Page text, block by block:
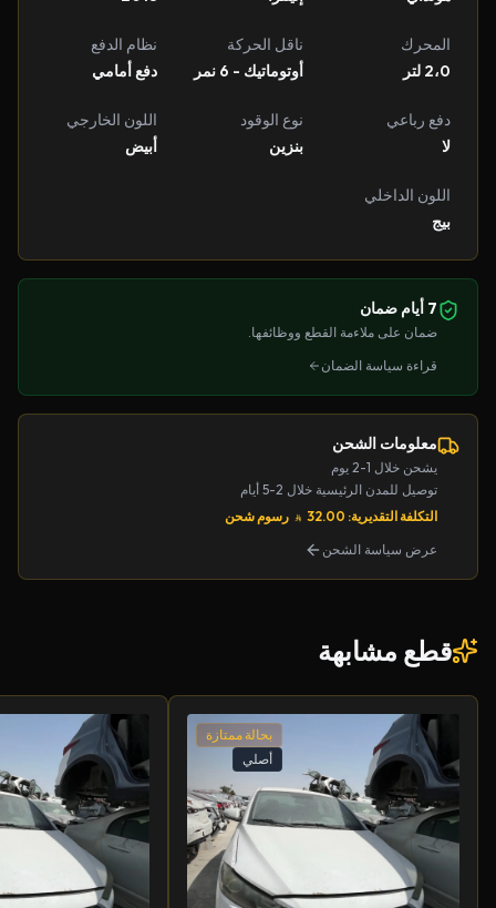
المحرك
2،0 لتر
ناقل الحركة
أوتوماتيك - 6 نمر
نظام الدفع
دفع أمامي
دفع رباعي
لا
نوع الوقود
بنزين
اللون الخارجي
أبيض
اللون الداخلي
بيج
7 أيام ضمان
ضمان على ملاءمة القطع ووظائفها.
قراءة سياسة الضمان
معلومات الشحن
يشحن خلال 1-2 يوم
توصيل للمدن الرئيسية خلال 2-5 أيام
التكلفة التقديرية: 32.00
رسوم شحن
عرض سياسة الشحن
قطع مشابهة
بحالة ممتازة
أصلي